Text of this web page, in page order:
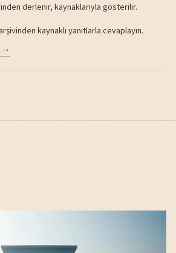
derlenir, kaynaklarıyla gösterilir.
kaynaklı yanıtlarla cevaplayın.
→